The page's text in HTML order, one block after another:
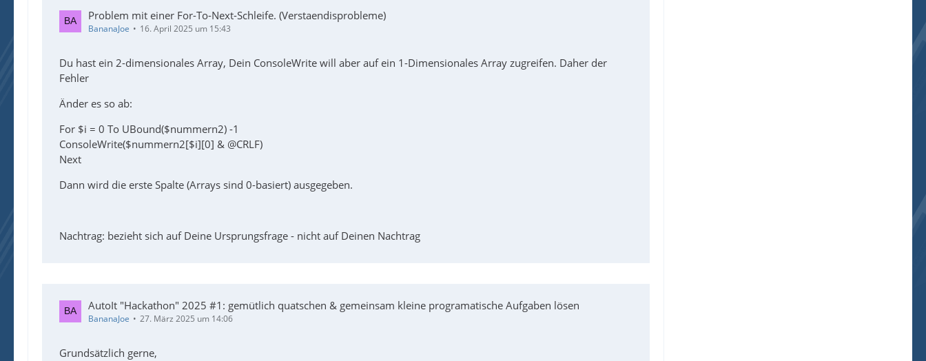
Problem mit einer For-To-Next-Schleife. (Verstaendisprobleme)
BananaJoe 16. April 2025 um 15:43
Du hast ein 2-dimensionales Array, Dein ConsoleWrite will aber auf ein 1-Dimensionales Array zugreifen. Daher der
Fehler
Änder es so ab:
For $i = 0 To UBound($nummern2) -1
ConsoleWrite($nummern2[$i][0] & @CRLF)
Next
Dann wird die erste Spalte (Arrays sind 0-basiert) ausgegeben.
Nachtrag: bezieht sich auf Deine Ursprungsfrage - nicht auf Deinen Nachtrag
AutoIt "Hackathon" 2025 #1: gemütlich quatschen & gemeinsam kleine programatische Aufgaben lösen
BananaJoe 27. März 2025 um 14:06
Grundsätzlich gerne,